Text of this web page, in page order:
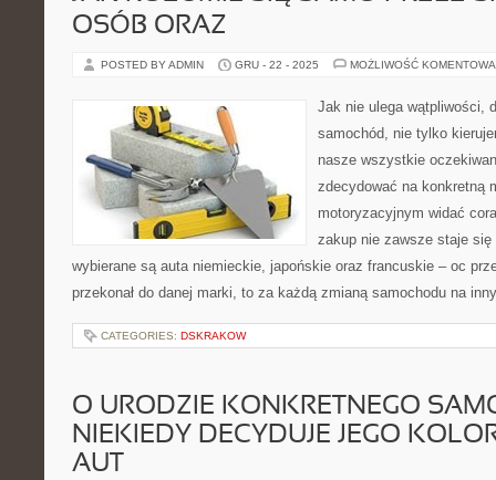
OSÓB ORAZ
POSTED BY ADMIN GRU - 22 - 2025 MOŻLIWOŚĆ
Jak nie ulega wątpliwości,
samochód, nie tylko
nasze wszystkie
zdecydować na konkretną
motoryzacyjnym widać
zakup nie zawsze staje
wybierane są auta niemieckie, japońskie oraz francuskie – oc
przekonał do danej marki, to za każdą zmianą samochodu na
CATEGORIES: DSKRAKOW
O URODZIE KONKRETNEGO
NIEKIEDY DECYDUJE JEGO
AUT